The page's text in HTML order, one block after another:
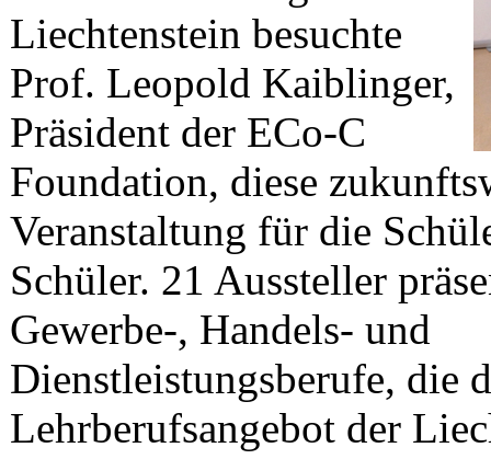
Liechtenstein besuchte
Prof. Leopold Kaiblinger,
Präsident der ECo-C
Foundation, diese
Veranstaltung für die
Schüler. 21 Aussteller
Gewerbe-, Handels- und
Dienstleistungsberufe, die
Lehrberufsangebot der